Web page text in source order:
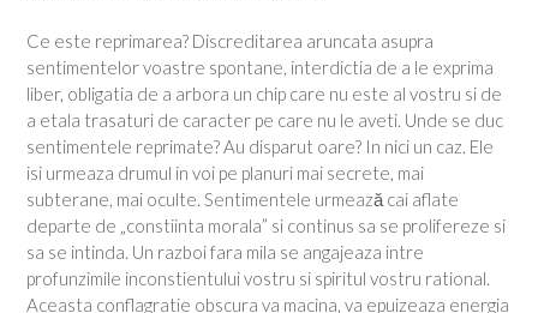
Ce este reprimarea? Discreditarea aruncata asupra
sentimentelor voastre spontane, interdictia de a le exprima
liber, obligatia de a arbora un chip care nu este al vostru si de
a etala trasaturi de caracter pe care nu le aveti. Unde se duc
sentimentele reprimate? Au disparut oare? In nici un caz. Ele
isi urmeaza drumul in voi pe planuri mai secrete, mai
subterane, mai oculte. Sentimentele urmează cai aflate
departe de „constiinta morala” si continus sa se prolifereze si
sa se intinda. Un razboi fara mila se angajeaza intre
profunzimile inconstientului vostru si spiritul vostru rational.
Aceasta conflagratie obscura va macina, va epuizeaza energia